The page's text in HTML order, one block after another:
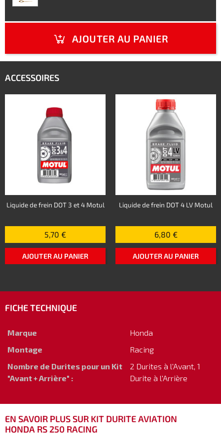
AJOUTER AU PANIER
ACCESSOIRES
Liquide de frein DOT 3 et 4 Motul
5,70 €
AJOUTER AU PANIER
Liquide de frein DOT 4 LV Motul
6,80 €
AJOUTER AU PANIER
FICHE TECHNIQUE
Marque
Honda
Montage
Racing
Nombre de Durites pour un Kit
"Avant + Arrière" :
2 Durites à l'Avant, 1
Durite à l'Arrière
EN SAVOIR PLUS SUR KIT DURITE AVIATION
HONDA RS 250 RACING